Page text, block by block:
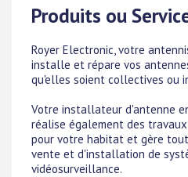
Produits ou
Royer Electronic, votre
installe et répare vos
qu'elles soient collectives ou
Votre installateur d'antenne
réalise également des
pour votre habitat et gère
vente et d'installation de
vidéosurveillance.